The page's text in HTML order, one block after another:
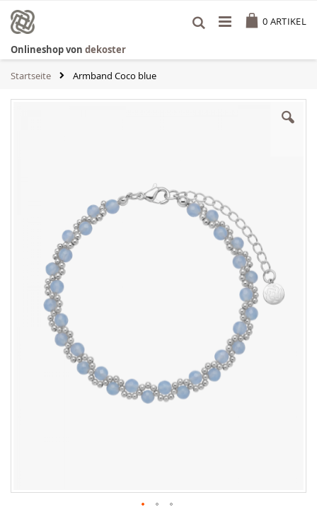
Inhalt
springen
0 ARTIKEL
Onlineshop von dekoster
Startseite Armband Coco blue